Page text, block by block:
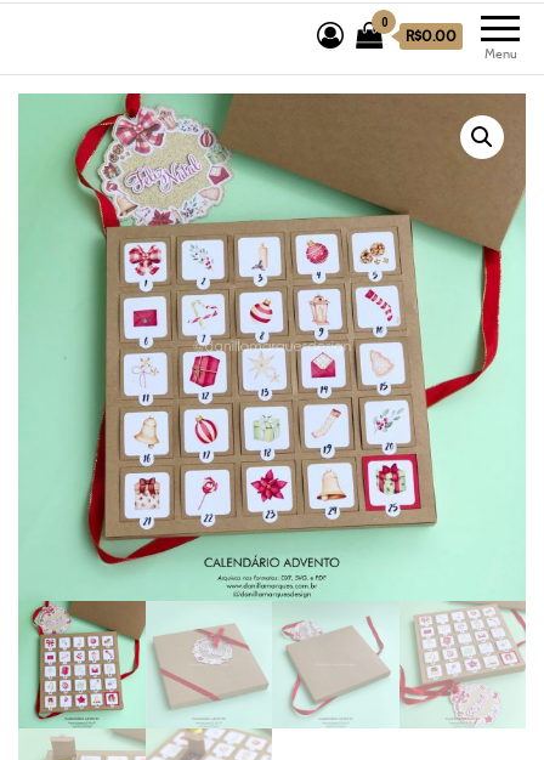
Menu
0
R$0.00